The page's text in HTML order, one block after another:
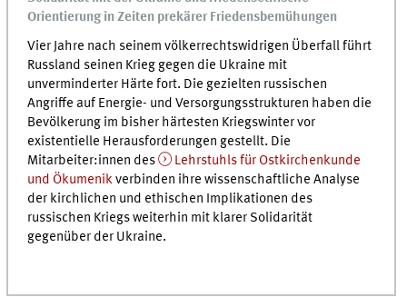
Orientierung in Zeiten prekärer Friedensbemühungen
Vier Jahre nach seinem völkerrechtswidrigen Überfall führt
Russland seinen Krieg gegen die Ukraine mit
unverminderter Härte fort. Die gezielten russischen
Angriffe auf Energie- und Versorgungsstrukturen haben die
Bevölkerung im bisher härtesten Kriegswinter vor
existentielle Herausforderungen gestellt. Die
Mitarbeiter:innen des
Lehrstuhls für Ostkirchenkunde
und Ökumenikverbinden ihre wissenschaftliche Analyse
der kirchlichen und ethischen Implikationen des
russischen Kriegs weiterhin mit klarer Solidarität
gegenüber der Ukraine.